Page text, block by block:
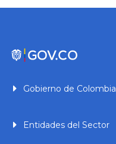
Gobierno de Colombia
Entidades del Sector